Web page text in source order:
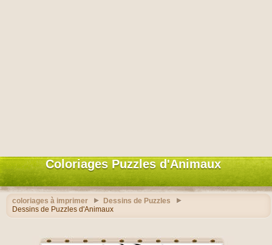
Coloriages Puzzles d'Animaux
coloriages à imprimer
Dessins de Puzzles
Dessins de Puzzles d'Animaux